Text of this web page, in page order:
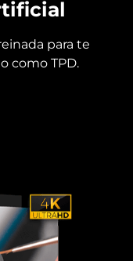
para te
como TPD.